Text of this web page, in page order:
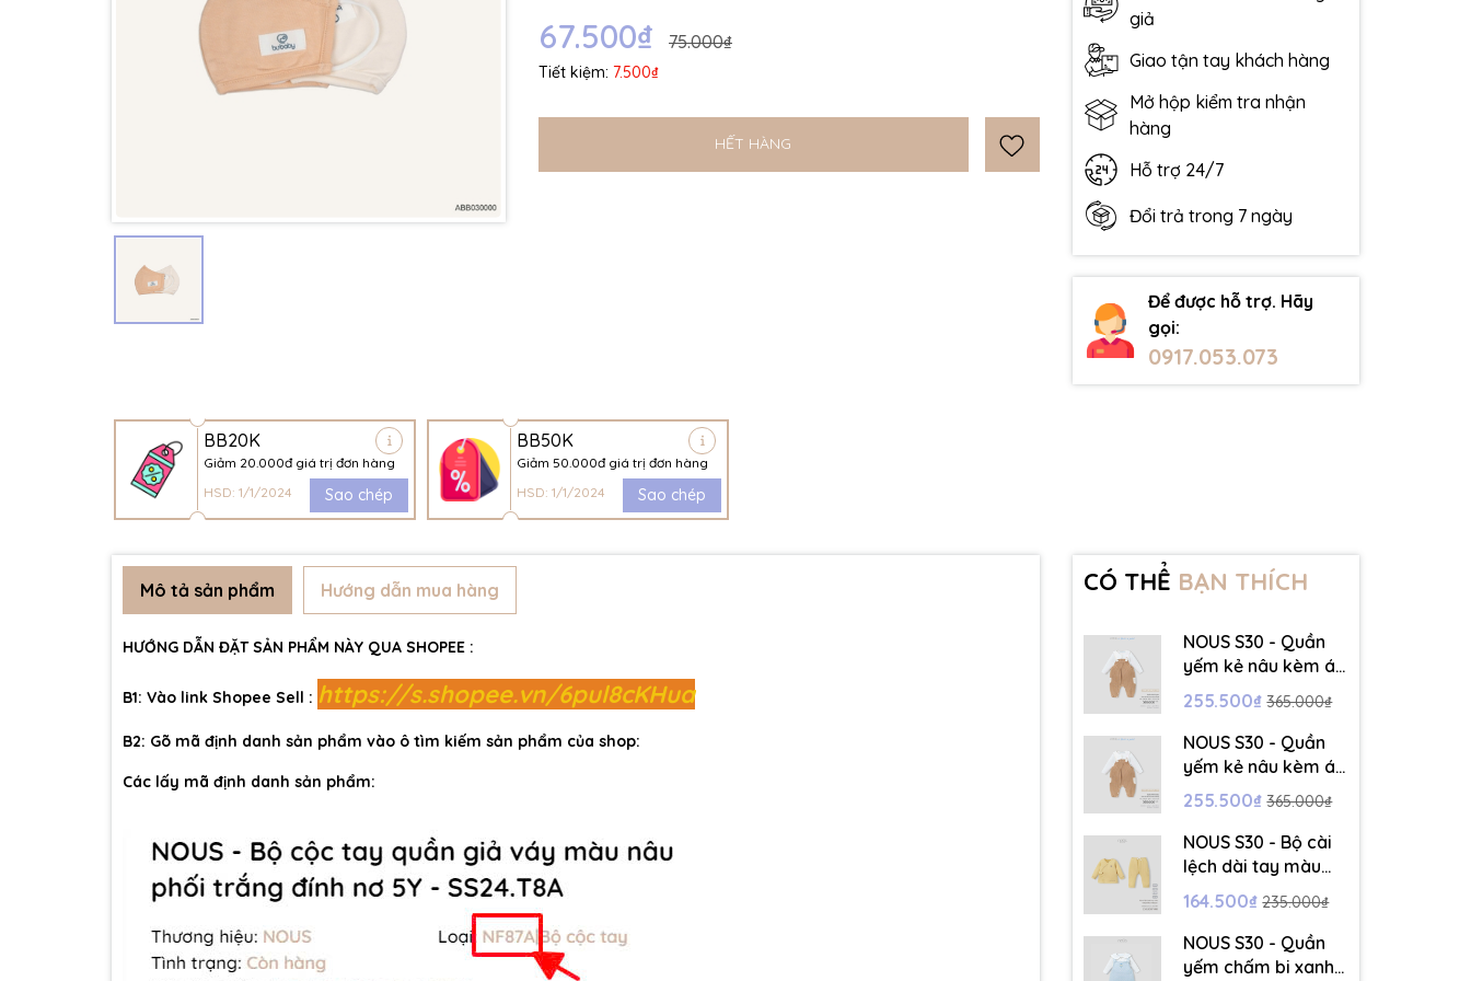
67.500₫ 75.000₫
Tiết kiệm: 7.500₫
HẾT HÀNG
giả
Giao tận tay khách hàng
Mở hộp kiểm tra nhận
hàng
Hỗ trợ 24/7
Đổi trả trong 7 ngày
Để được hỗ trợ. Hãy
gọi:
0917.053.073
BB20K
Giảm 20.000đ giá trị đơn hàng
HSD: 1/1/2024
Sao chép
BB50K
Giảm 50.000đ giá trị đơn hàng
HSD: 1/1/2024
Sao chép
Mô tả sản phẩm Hướng dẫn mua hàng
HƯỚNG DẪN ĐẶT SẢN PHẨM NÀY QUA SHOPEE :
B1: Vào link Shopee Sell : https://s.shopee.vn/6pul8cKHua
B2: Gõ mã định danh sản phẩm vào ô tìm kiếm sản phẩm của shop:
Các lấy mã định danh sản phẩm:
CÓ THỂ BẠN THÍCH
NOUS S30 - Quần
yếm kẻ nâu kèm áo
dài tay màu trắng -
3-6M - SS26.T5C
255.500₫ 365.000₫
NOUS S30 - Quần
yếm kẻ nâu kèm áo
dài tay màu trắng -
6-9M - SS26.T5C
255.500₫ 365.000₫
NOUS S30 - Bộ cài
lệch dài tay màu
vàng thêu trang trí
- 12-18M - SS26.T5C
164.500₫ 235.000₫
NOUS S30 - Quần
yếm chấm bi xanh